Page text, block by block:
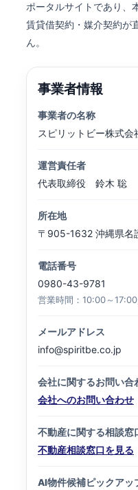
ポータルサイトであり、
賃貸借契約・媒介契約が
ん。
事業者情報
事業者の名称
スピリットビー株式会
運営責任者
代表取締役 鈴木 聡
所在地
〒905-1632 沖縄県名
電話番号
0980-43-9781
営業時間：10:00～
メールアドレス
info@spiritbe.co.jp
会社に関するお問い合
会社へのお問い合わせ
不動産に関する相談窓
不動産相談窓口を見る
AI物件候補ピックアッ